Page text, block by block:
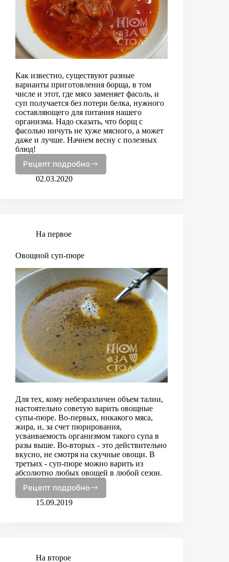
Как известно, существуют разные
варианты приготовления борща, в том
числе и этот, где мясо заменяет фасоль, и
суп получается без потери белка, нужного
составляющего для питания нашего
организма. Надо сказать, что борщ с
фасолью ничуть не хуже мясного, а может
даже и лучше. Начнем весну с полезных
блюд!
Рецепт подробно
Постный
борщ
02.03.2020
На первое
Овощной суп-пюре
Для тех, кому небезразличен объем талии,
настоятельно советую варить овощные
супы-пюре. Во-первых, никакого мяса,
жира, и, за счет пюрирования,
усваиваемость организмом такого супа в
разы выше. Во-вторых - это действительно
вкусно, не смотря на скучные овощи. В
третьих - суп-пюре можно варить из
абсолютно любых овощей в любой сезон.
Рецепт подробно
Овощной
суп-
15.09.2019
На второе